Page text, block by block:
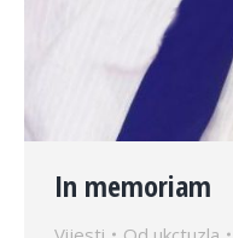
In memoriam